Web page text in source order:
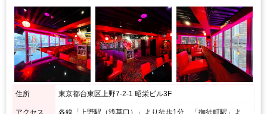
住所 東京都台東区上野7-2-1 昭栄ビル3F
アクセス